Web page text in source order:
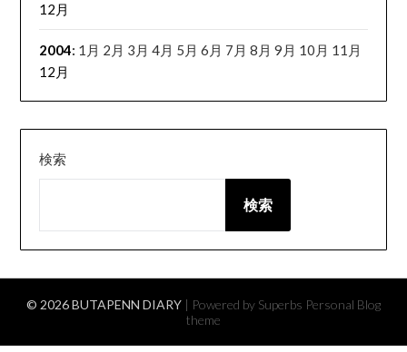
12月
2004: 1月 2月 3月 4月 5月 6月 7月 8月 9月 10月 11月
12月
検索
検索
© 2026 BUTAPENN DIARY | Powered by Superbs Personal Blog
theme